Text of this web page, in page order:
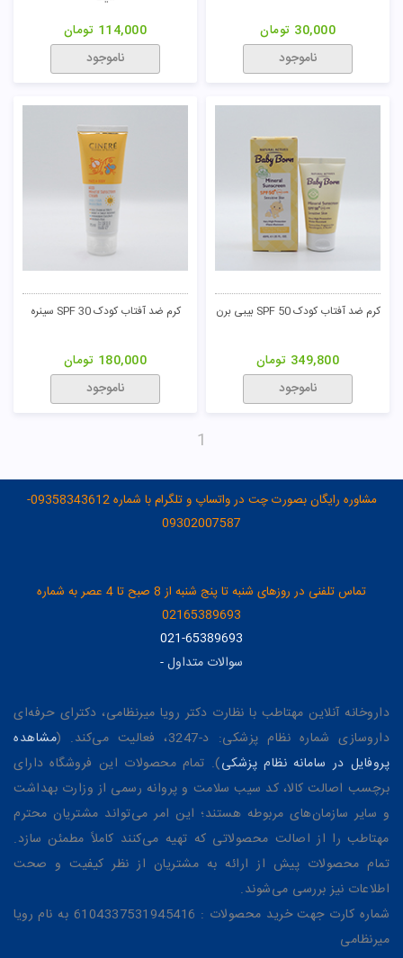
30,000 تومان
ناموجود
114,000 تومان
ناموجود
کرم ضد آفتاب کودک SPF 50 بیبی برن
349,800 تومان
ناموجود
کرم ضد آفتاب کودک 30 SPF سینره
180,000 تومان
ناموجود
1
مشاوره رایگان بصورت چت در واتساپ و تلگرام با شماره 09358343612-
09302007587
تماس تلفنی در روزهای شنبه تا پنج شنبه از 8 صبح تا 4 عصر به شماره
02165389693
021-65389693
سوالات متداول-
داروخانه آنلاین مهتاطب با نظارت دکتر رویا میرنظامی، دکترای حرفه‌ای
داروسازی شماره نظام پزشکی: د-3247، فعالیت می‌کند. (
مشاهده
پروفایل در سامانه نظام پزشکی). تمام محصولات این فروشگاه دارای
برچسب اصالت کالا، کد سیب سلامت و پروانه رسمی از وزارت بهداشت
و سایر سازمان‌های مربوطه هستند؛ این امر می‌تواند مشتریان محترم
مهتاطب را از اصالت محصولاتی که تهیه می‌کنند کاملاً مطمئن سازد.
تمام محصولات پیش از ارائه به مشتریان از نظر کیفیت و صحت
اطلاعات نیز بررسی می‌شوند.
شماره کارت جهت خرید محصولات : 6104337531945416 به نام رویا
میرنظامی